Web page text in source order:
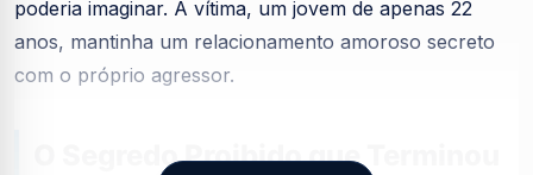
poderia imaginar. A vítima, um jovem de apenas 22
anos, mantinha um relacionamento amoroso secreto
com o próprio agressor.
O Segredo Proibido que Terminou